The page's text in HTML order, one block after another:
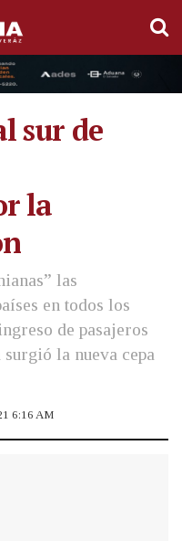
sur de
la
las
en todos los
de pasajeros
la nueva cepa
6:16 AM